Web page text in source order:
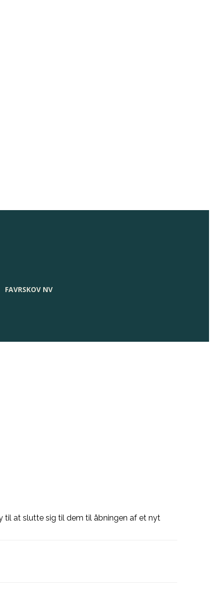
FAVRSKOV NV
til at slutte sig til dem til åbningen af et nyt